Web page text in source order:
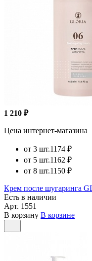
1 210 ₽
Цена интернет-магазина
от 3 шт.1174 ₽
от 5 шт.1162 ₽
от 8 шт.1150 ₽
Крем после шугаринга
Есть в наличии
Арт. 1551
В корзину В корзине